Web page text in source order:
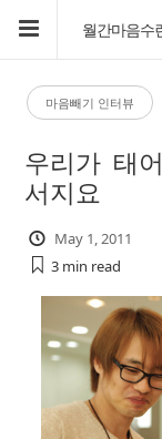
월간마음수
마음빼기 인터뷰
우리가 태
서지요
May 1, 2011
3 min read